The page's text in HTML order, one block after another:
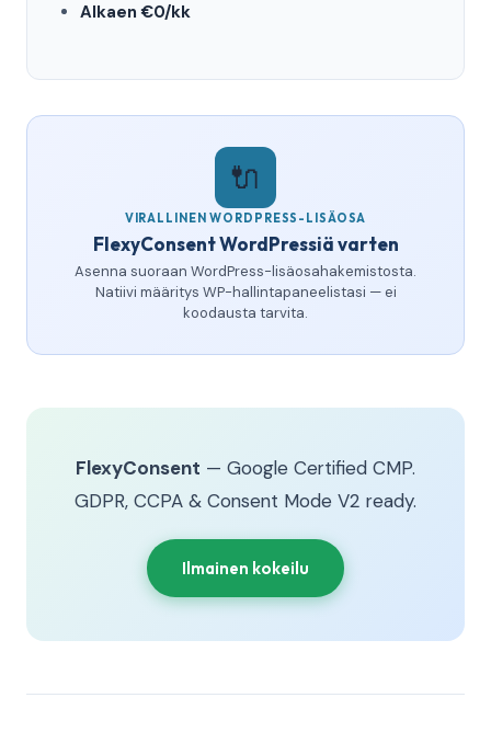
Alkaen €0/kk
🔌
VIRALLINEN WORDPRESS-LISÄOSA
FlexyConsent WordPressiä varten
Asenna suoraan WordPress-lisäosahakemistosta.
Natiivi määritys WP-hallintapaneelistasi — ei
koodausta tarvita.
FlexyConsent — Google Certified CMP.
GDPR, CCPA & Consent Mode V2 ready.
Ilmainen kokeilu